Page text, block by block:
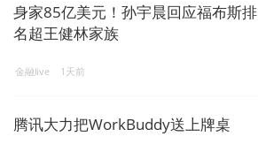
身家85亿美元！孙宇晨回应福布斯排
名超王健林家族
金融live 1天前
腾讯大力把WorkBuddy送上牌桌